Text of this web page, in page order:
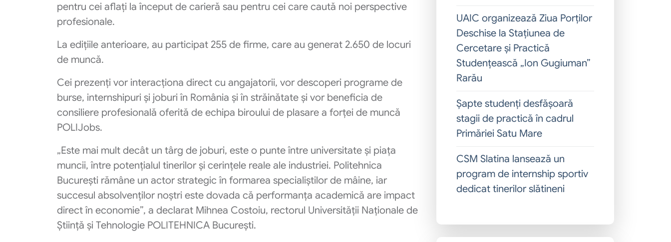
pentru cei aflați la început de carieră sau pentru cei care caută noi perspective
profesionale.
La edițiile anterioare, au participat 255 de firme, care au generat 2.650 de locuri
de muncă.
Cei prezenți vor interacționa direct cu angajatorii, vor descoperi programe de
burse, internshipuri și joburi în România și în străinătate și vor beneficia de
consiliere profesională oferită de echipa biroului de plasare a forței de muncă
POLIJobs.
„Este mai mult decât un târg de joburi, este o punte între universitate și piața
muncii, între potențialul tinerilor și cerințele reale ale industriei. Politehnica
București rămâne un actor strategic în formarea specialiștilor de mâine, iar
succesul absolvenților noștri este dovada că performanța academică are impact
direct în economie”, a declarat Mihnea Costoiu, rectorul Universității Naționale de
Știință și Tehnologie POLITEHNICA București.
UAIC organizează Ziua Porților
Deschise la Stațiunea de
Cercetare și Practică
Studențească „Ion Gugiuman”
Rarău
Șapte studenți desfășoară
stagii de practică în cadrul
Primăriei Satu Mare
CSM Slatina lansează un
program de internship sportiv
dedicat tinerilor slătineni